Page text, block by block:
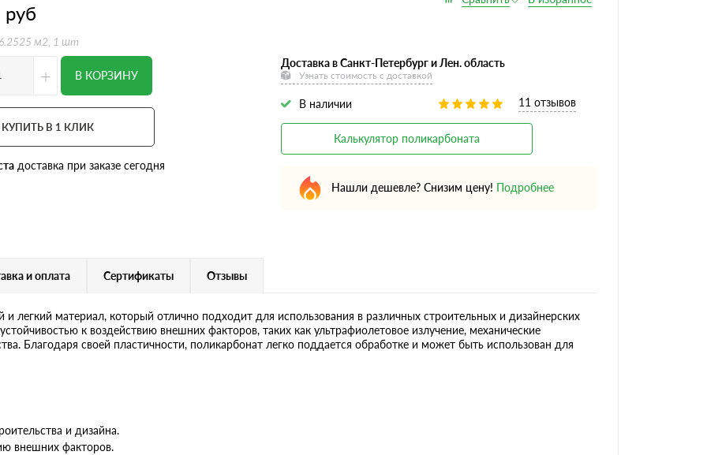
руб
6.2525 м2, 1 шт
+ В КОРЗИНУ
КУПИТЬ В 1 КЛИК
доставка при заказе сегодня
Доставка в Санкт-Петербург и Лен. область
Узнать стоимость с доставкой
В наличии 11 отзывов
Калькулятор поликарбоната
Нашли дешевле? Снизим цену! Подробнее
и оплата Сертификаты Отзывы
материал, который отлично подходит для использования в различных строительных и дизайнерских
к воздействию внешних факторов, таких как ультрафиолетовое излучение, механические
Благодаря своей пластичности, поликарбонат легко поддается обработке и может быть использован для
и дизайна.
внешних факторов.